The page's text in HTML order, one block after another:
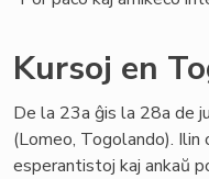
Kursoj en
De la 23a ĝis la 28a de
(Lomeo, Togolando).
esperantistoj kaj ankaŭ